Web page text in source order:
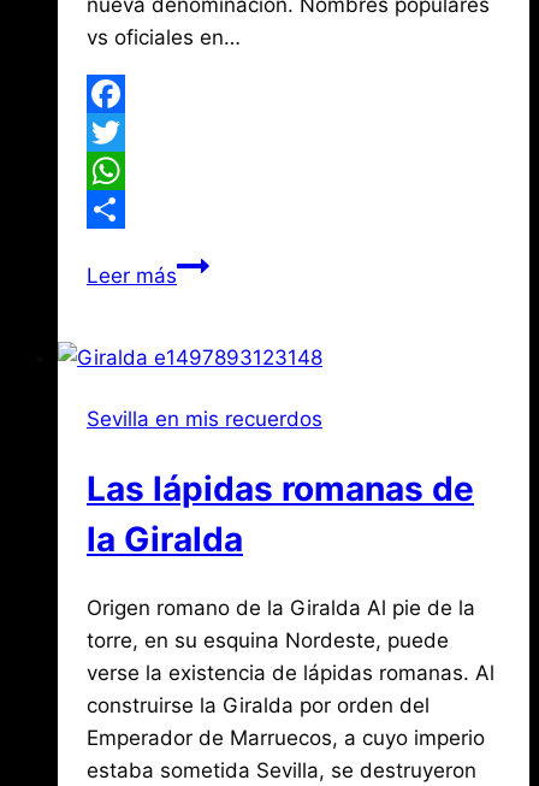
vs oficiales en…
Facebook
Twitter
WhatsApp
Leer másLas
ya
existen
Sevilla
Sevilla en mis recuerdos
Las lápidas romanas de
la Giralda
PorJose
María
de
Mena
junio
19,
2017agosto
3,
2026
Origen romano de la Giralda Al pie de la
torre, en su esquina Nordeste, puede
verse la existencia de lápidas romanas. Al
construirse la Giralda por orden del
Emperador de Marruecos, a cuyo imperio
estaba sometida Sevilla, se destruyeron